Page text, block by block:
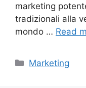
marketing
tradizionali alla
mondo … Read
Categories
Marketing